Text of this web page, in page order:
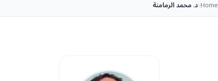
Home
\د. محمد الرمامنة